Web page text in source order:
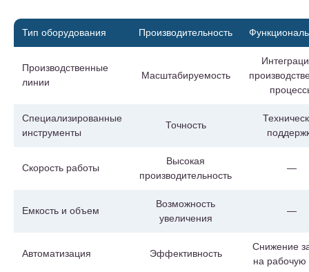
Тип оборудования Производительность
Производственные
линии
Масштабируемость
Специализированные
инструменты
Точность
Скорость работы
Высокая
производительность
—
Емкость и объем
Возможность
увеличения
—
Автоматизация Эффективность
Снижение
на рабочую